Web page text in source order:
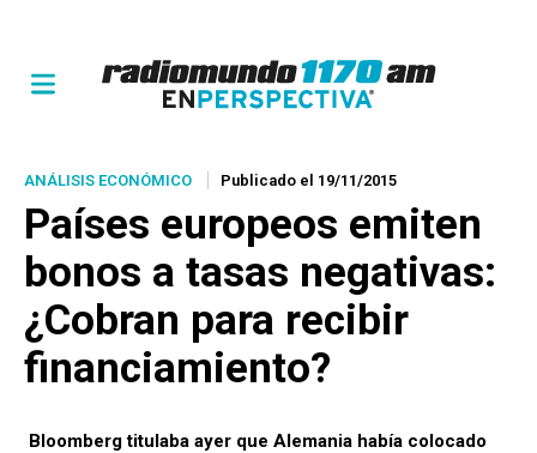
ANÁLISIS ECONÓMICO Publicado el 19/11/2015
Países europeos emiten
bonos a tasas negativas:
¿Cobran para recibir
financiamiento?
Bloomberg titulaba ayer que Alemania había colocado